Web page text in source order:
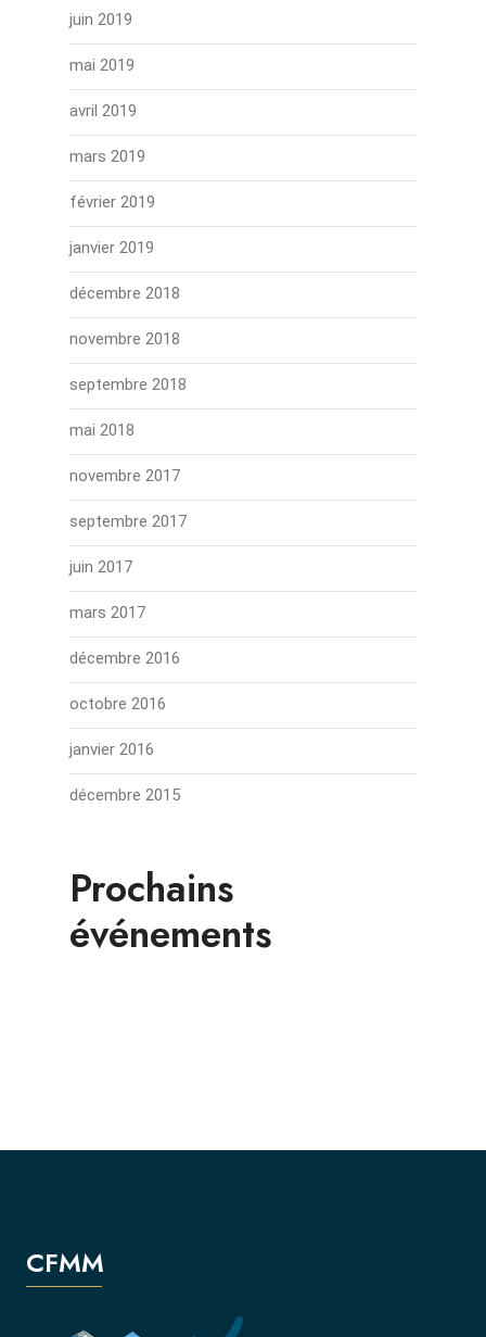
juin 2019
mai 2019
avril 2019
mars 2019
février 2019
janvier 2019
décembre 2018
novembre 2018
septembre 2018
mai 2018
novembre 2017
septembre 2017
juin 2017
mars 2017
décembre 2016
octobre 2016
janvier 2016
décembre 2015
Prochains
événements
CFMM